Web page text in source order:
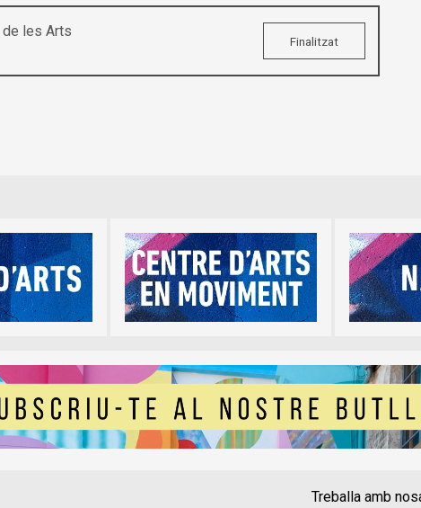
les Arts
Finalitzat
Treballa amb